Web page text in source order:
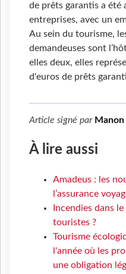
de prêts garantis a été
entreprises, avec un
Au sein du tourisme,
demandeuses sont
elles deux, elles
d'euros de prêts
Article signé par
À lire aussi
Amadeus : les
l’assurance
Incendies dans
touristes ?
Tourisme
l'année où les
une obligation